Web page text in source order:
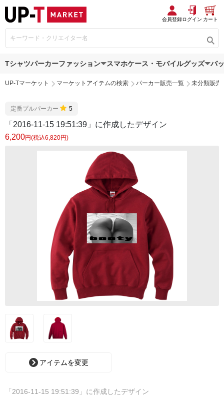
会員登録ログイン カート
Tシャツパーカーファッション スマホケース・モバイルグッズ バ
UP-Tマーケット マーケットアイテムの検索 パーカー販売一覧 未分類販売
定番プルパーカー 5
「2016-11-15 19:51:39」に作成したデザイン
6,200円(税込6,820円)
アイテムを変更
「2016-11-15 19:51:39」に作成したデザイン